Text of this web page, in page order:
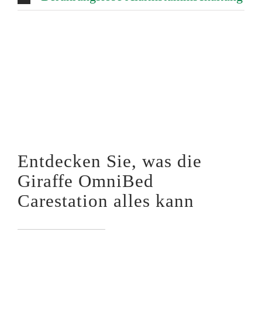
Entdecken Sie, was die
Giraffe OmniBed
Carestation alles kann